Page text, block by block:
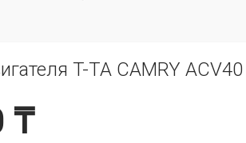
T-TA CAMRY
₸